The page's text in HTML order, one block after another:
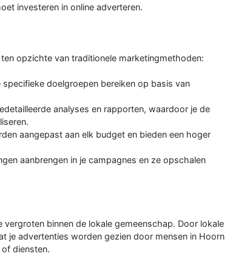
investeren in online adverteren.
opzichte van traditionele marketingmethoden:
doelgroepen bereiken op basis van
analyses en rapporten, waardoor je de
aangepast aan elk budget en bieden een hoger
aanbrengen in je campagnes en ze opschalen
binnen de lokale gemeenschap. Door lokale
je advertenties worden gezien door mensen in Hoorn
diensten.